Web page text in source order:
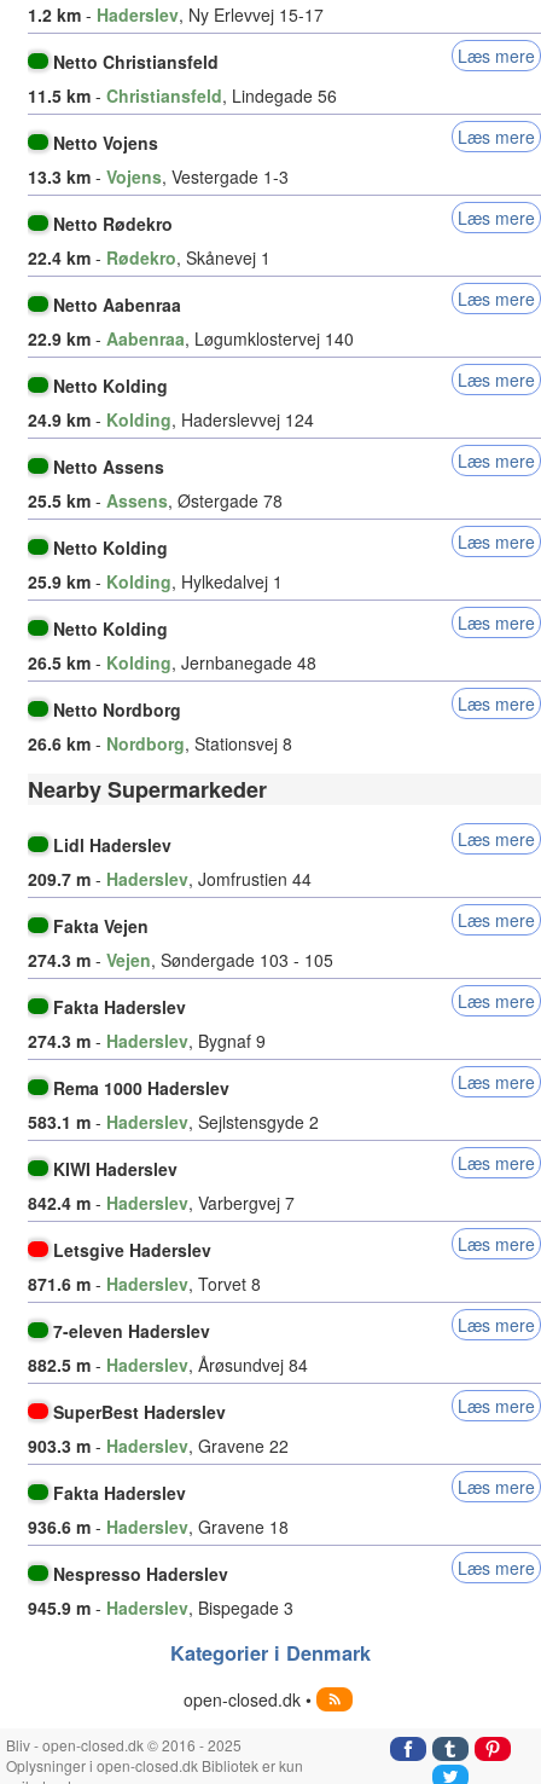
1.2 km - Haderslev, Ny Erlevvej 15-17
Netto Christiansfeld
Læs mere
11.5 km - Christiansfeld, Lindegade 56
Netto Vojens
Læs mere
13.3 km - Vojens, Vestergade 1-3
Netto Rødekro
Læs mere
22.4 km - Rødekro, Skånevej 1
Netto Aabenraa
Læs mere
22.9 km - Aabenraa, Løgumklostervej 140
Netto Kolding
Læs mere
24.9 km - Kolding, Haderslevvej 124
Netto Assens
Læs mere
25.5 km - Assens, Østergade 78
Netto Kolding
Læs mere
25.9 km - Kolding, Hylkedalvej 1
Netto Kolding
Læs mere
26.5 km - Kolding, Jernbanegade 48
Netto Nordborg
Læs mere
26.6 km - Nordborg, Stationsvej 8
Nearby Supermarkeder
Lidl Haderslev
Læs mere
209.7 m - Haderslev, Jomfrustien 44
Fakta Vejen
Læs mere
274.3 m - Vejen, Søndergade 103 - 105
Fakta Haderslev
Læs mere
274.3 m - Haderslev, Bygnaf 9
Rema 1000 Haderslev
Læs mere
583.1 m - Haderslev, Sejlstensgyde 2
KIWI Haderslev
Læs mere
842.4 m - Haderslev, Varbergvej 7
Letsgive Haderslev
Læs mere
871.6 m - Haderslev, Torvet 8
7-eleven Haderslev
Læs mere
882.5 m - Haderslev, Årøsundvej 84
SuperBest Haderslev
Læs mere
903.3 m - Haderslev, Gravene 22
Fakta Haderslev
Læs mere
936.6 m - Haderslev, Gravene 18
Nespresso Haderslev
Læs mere
945.9 m - Haderslev, Bispegade 3
Kategorier i Denmark
open-closed.dk •
Bliv - open-closed.dk © 2016 - 2025
Oplysninger i open-closed.dk Bibliotek er kun